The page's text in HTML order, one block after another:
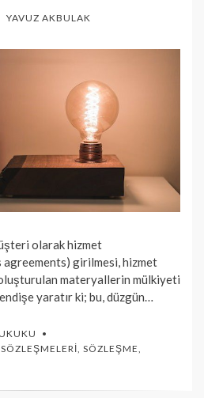
YAVUZ AKBULAK
olarak hizmet
girilmesi, hizmet
materyallerin mülkiyeti
yaratır ki; bu, düzgün…
SÖZLEŞME